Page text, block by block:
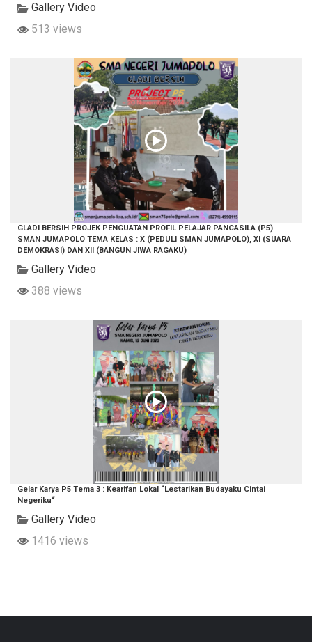
Gallery Video
513 views
GLADI BERSIH PROJEK PENGUATAN PROFIL PELAJAR PANCASILA (P5)
SMAN JUMAPOLO TEMA KELAS : X (PEDULI SMAN JUMAPOLO), XI (SUARA
DEMOKRASI) DAN XII (BANGUN JIWA RAGAKU)
Gallery Video
388 views
Gelar Karya P5 Tema 3 : Kearifan Lokal “Lestarikan Budayaku Cintai
Negeriku“
Gallery Video
1416 views